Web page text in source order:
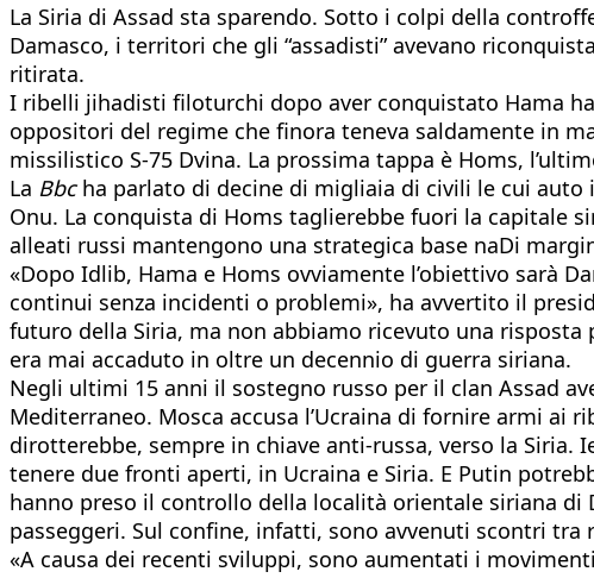
La Siria di Assad sta sparendo. Sotto i colpi della
Damasco, i territori che gli “assadisti” avevano
ritirata.
I ribelli jihadisti filoturchi dopo aver conquistato Hama
oppositori del regime che finora teneva saldamente in
missilistico S-75 Dvina. La prossima tappa è Homs,
La Bbcha parlato di decine di migliaia di civili le cui auto
Onu. La conquista di Homs taglierebbe fuori la capitale
alleati russi mantengono una strategica base naDi
«Dopo Idlib, Hama e Homs ovviamente l’obiettivo sarà
continui senza incidenti o problemi», ha avvertito il
futuro della Siria, ma non abbiamo ricevuto una
era mai accaduto in oltre un decennio di guerra siriana.
Negli ultimi 15 anni il sostegno russo per il clan Assad
Mediterraneo. Mosca accusa l’Ucraina di fornire armi ai
dirotterebbe, sempre in chiave anti-russa, verso la
tenere due fronti aperti, in Ucraina e Siria. E Putin
hanno preso il controllo della località orientale siriana di
passeggeri. Sul confine, infatti, sono avvenuti scontri tra
«A causa dei recenti sviluppi, sono aumentati i